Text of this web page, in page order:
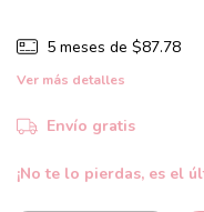
5 meses de $87.78
Ver más detalles
Envío gratis
¡No te lo pierdas, es el